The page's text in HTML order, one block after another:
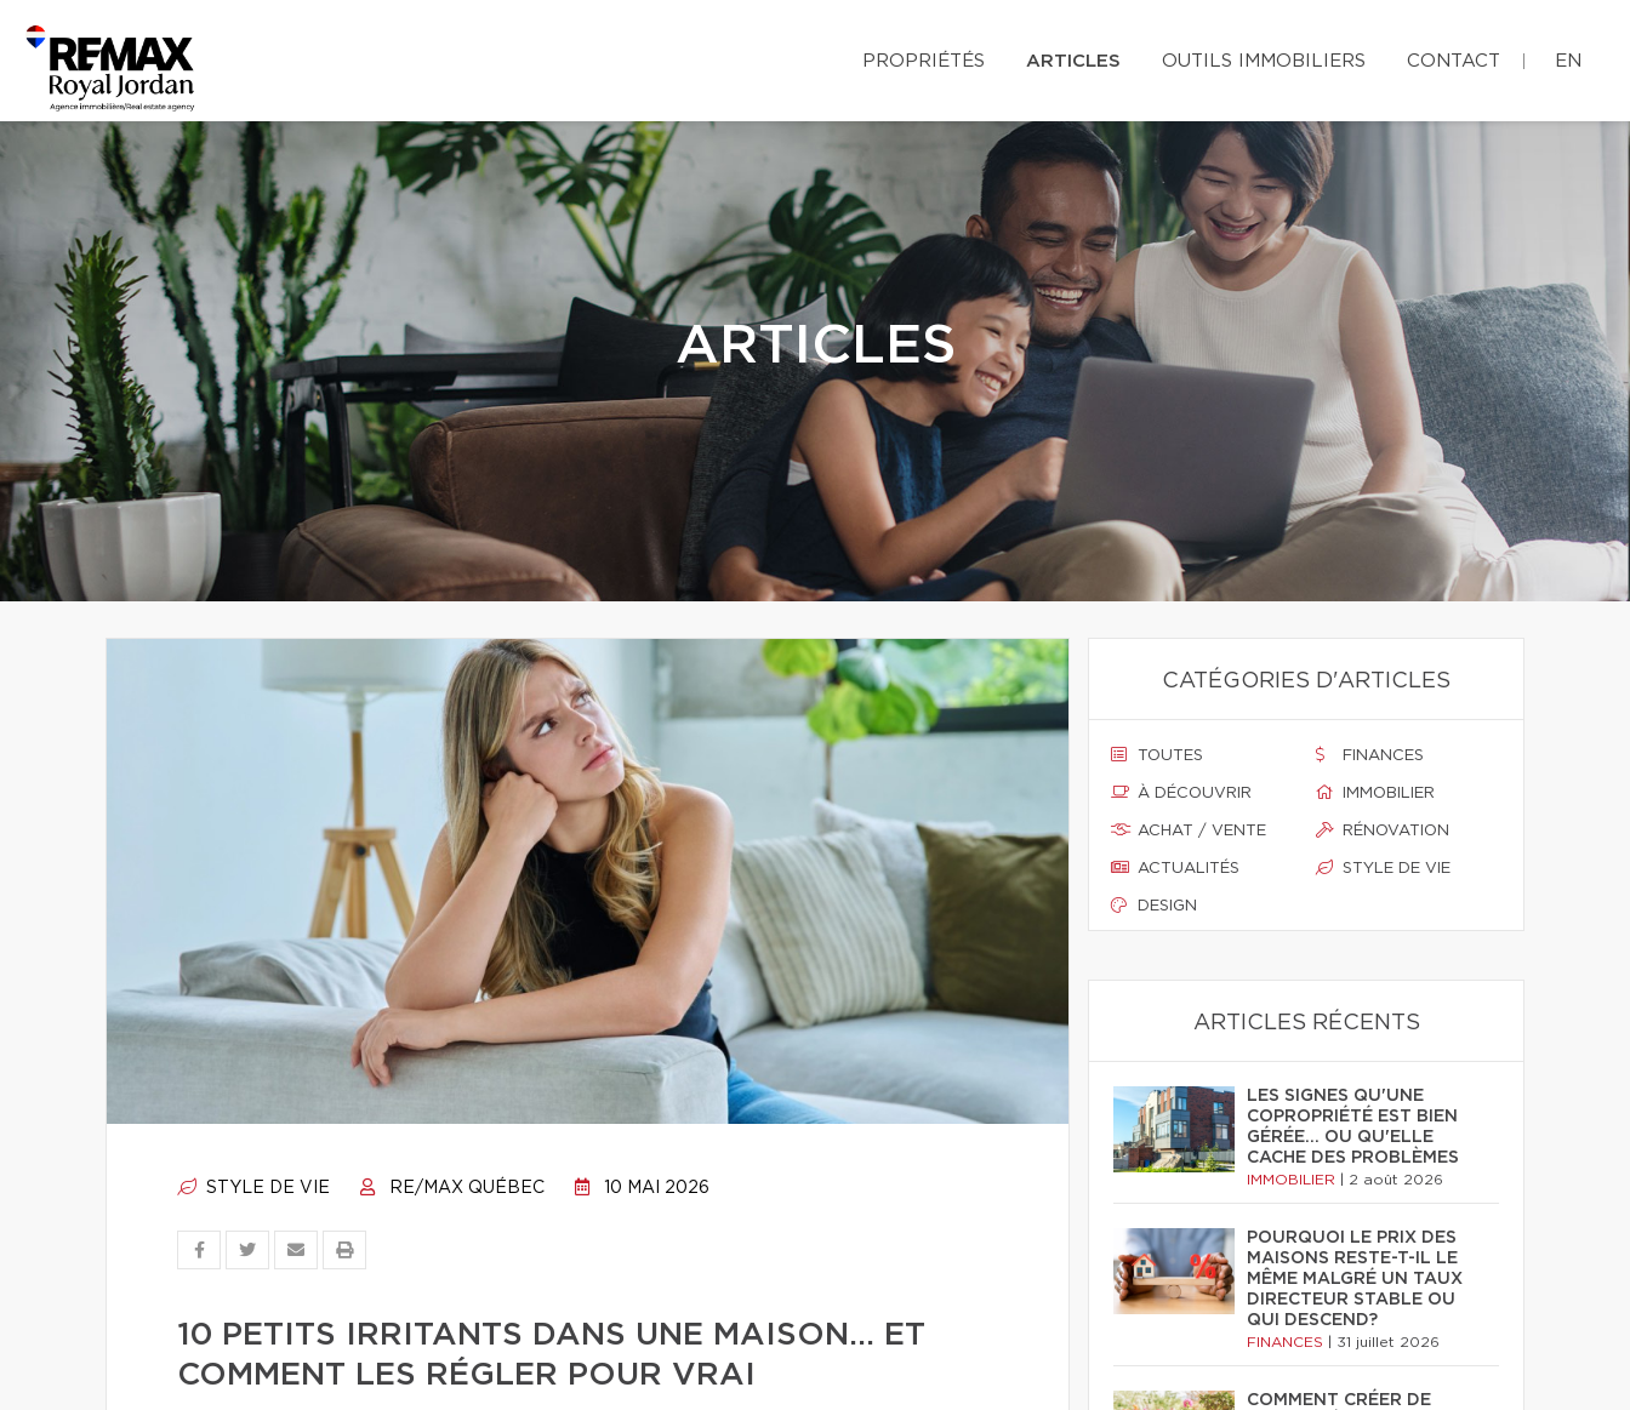
PROPRIÉTÉS ARTICLES OUTILS IMMOBILIERS CONTACT EN
ARTICLES
STYLE DE VIE RE/MAX QUÉBEC 10 MAI 2026
10 PETITS IRRITANTS DANS UNE MAISON… ET
COMMENT LES RÉGLER POUR VRAI
CATÉGORIES D'ARTICLES
TOUTES
À DÉCOUVRIR
ACHAT / VENTE
ACTUALITÉS
DESIGN
FINANCES
IMMOBILIER
RÉNOVATION
STYLE DE VIE
ARTICLES RÉCENTS
LES SIGNES QU'UNE
COPROPRIÉTÉ EST BIEN
GÉRÉE… OU QU'ELLE
CACHE DES PROBLÈMES
IMMOBILIER 2 août 2026
POURQUOI LE PRIX DES
MAISONS RESTE-T-IL LE
MÊME MALGRÉ UN TAUX
DIRECTEUR STABLE OU
QUI DESCEND?
FINANCES 31 juillet 2026
COMMENT CRÉER DE